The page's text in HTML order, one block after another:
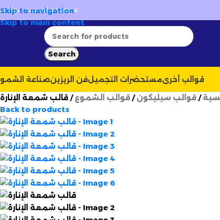
Skip to navigation
Skip to main content
🚚 توصيل سريع وآمن لـ58 ولاية نتعامل مععروض عمل
Search
صناعةفن الريزينمستحضرات التجميلقوالب أخرى
قوالب سيليكون قوالب الشموع قالب شمعة الإنارة
Back to products